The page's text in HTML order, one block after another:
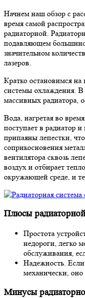
Начнем наш обзор с
время самой
радиаторной.
подавляющем
значительном
лазеров.
Кратко остановимся
системы охлаждения. В
массивных радиатора,
Вода, нагретая во
поступает в радиатор
припаяны лепестки,
соприкосновения
вентилятора сквозь
воздух и отбирает
окружающей среде, и
Плюсы
Простота
недороги, легко
обслуживания,
Надежность.
механически, оно
Минусы